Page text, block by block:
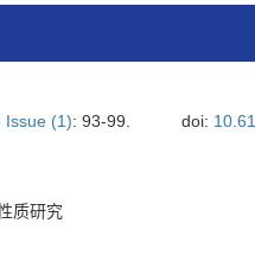
Issue (1): 93-99. doi:
质研究